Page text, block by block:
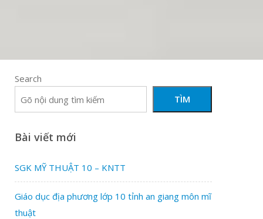
Search
TÌM
Bài viết mới
SGK MỸ THUẬT 10 – KNTT
Giáo dục địa phương lớp 10 tỉnh an giang môn mĩ
thuật